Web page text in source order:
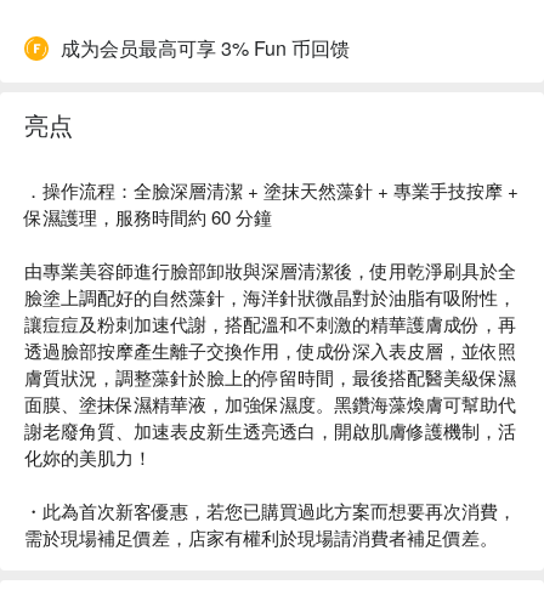
成为会员最高可享 3% Fun 币回馈
亮点
．操作流程：全臉深層清潔 + 塗抹天然藻針 + 專業手技按摩 +
保濕護理，服務時間約 60 分鐘
由專業美容師進行臉部卸妝與深層清潔後，使用乾淨刷具於全
臉塗上調配好的自然藻針，海洋針狀微晶對於油脂有吸附性，
讓痘痘及粉刺加速代謝，搭配溫和不刺激的精華護膚成份，再
透過臉部按摩產生離子交換作用，使成份深入表皮層，並依照
膚質狀況，調整藻針於臉上的停留時間，最後搭配醫美級保濕
面膜、塗抹保濕精華液，加強保濕度。黑鑽海藻煥膚可幫助代
謝老廢角質、加速表皮新生透亮透白，開啟肌膚修護機制，活
化妳的美肌力！
・此為首次新客優惠，若您已購買過此方案而想要再次消費，
需於現場補足價差，店家有權利於現場請消費者補足價差。